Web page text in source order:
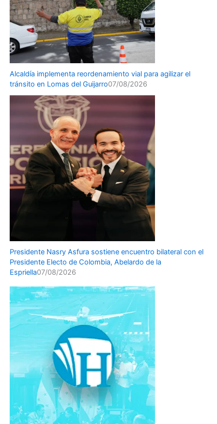
Alcaldía implementa reordenamiento vial para agilizar el
tránsito en Lomas del Guijarro07/08/2026
Presidente Nasry Asfura sostiene encuentro bilateral con el
Presidente Electo de Colombia, Abelardo de la
Espriella07/08/2026